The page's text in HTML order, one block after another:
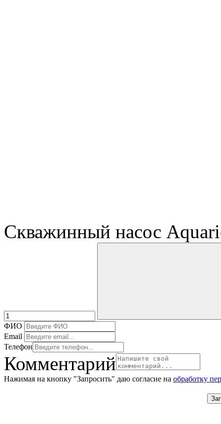
Скважинный насос
ФИО
Email
Телефон
Комментарий
Нажимая на кнопку "Запросить" даю согласие на обработку